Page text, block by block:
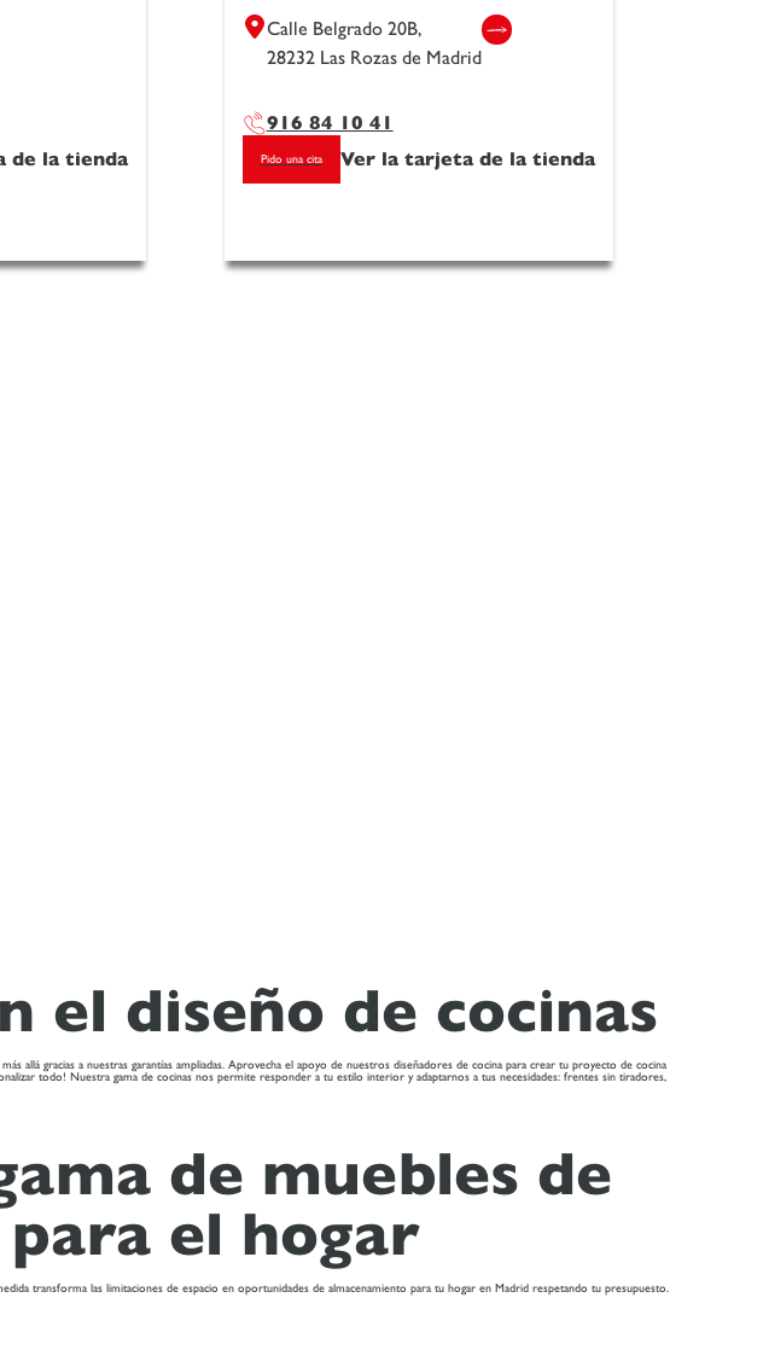
de la tienda
Calle Belgrado 20B,
28232 Las Rozas de Madrid
916 84 10 41
Pido una cita Ver la tarjeta de la tienda
el diseño de cocinas
allá gracias a nuestras garantías ampliadas. Aprovecha el apoyo de nuestros diseñadores de cocina para crear tu proyecto de cocina
todo! Nuestra gama de cocinas nos permite responder a tu estilo interior y adaptarnos a tus necesidades: frentes sin tiradores,
de muebles de
el hogar
transforma las limitaciones de espacio en oportunidades de almacenamiento para tu hogar en Madrid respetando tu presupuesto.